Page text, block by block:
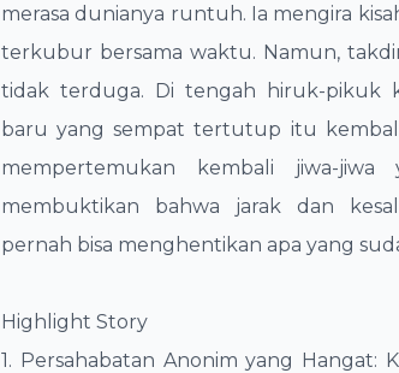
merasa dunianya runtuh. Ia mengira
terkubur bersama waktu. Namun,
tidak terduga. Di tengah hiruk-pikuk
baru yang sempat tertutup itu
mempertemukan kembali jiwa-jiwa
membuktikan bahwa jarak dan
pernah bisa menghentikan apa yang
​Highlight Story
​1. Persahabatan Anonim yang Hangat: